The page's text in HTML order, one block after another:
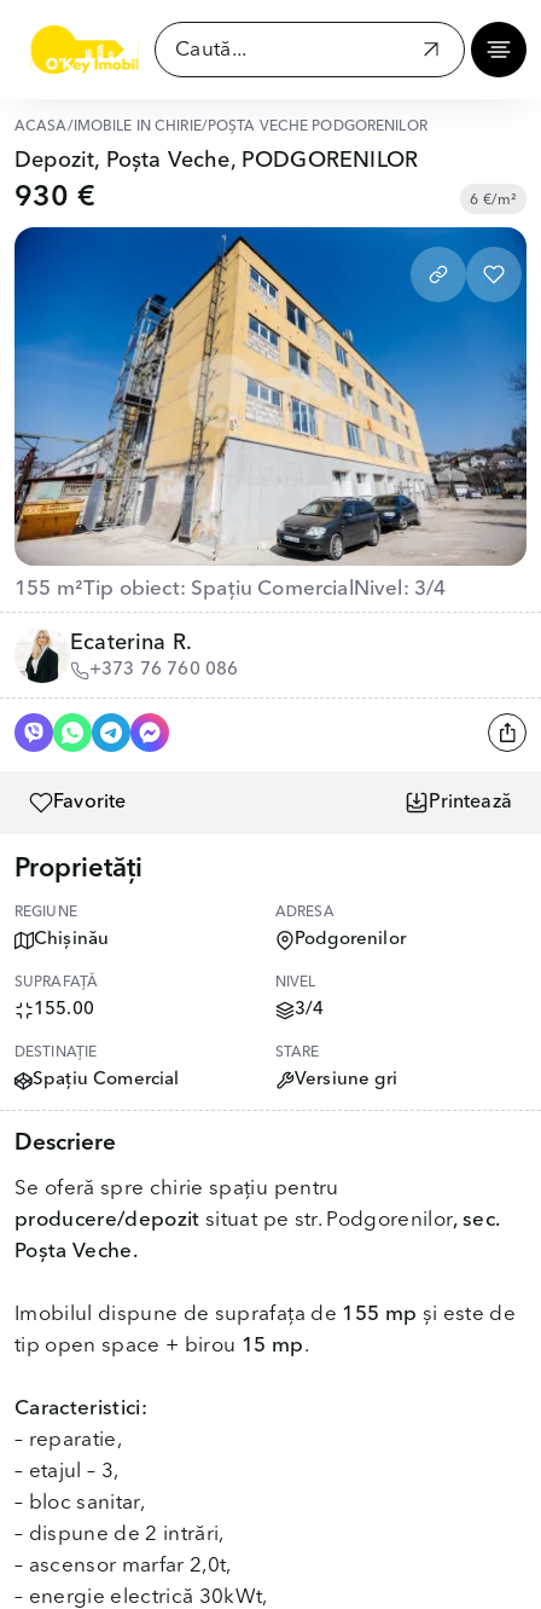
ACASĂ/ IMOBILE ÎN CHIRIE/ POȘTA VECHE PODGORENILOR
Depozit, Poșta Veche, PODGORENILOR
930 € 6 €/m²
155 m²Tip obiect: Spațiu Comercial Nivel: 3/4
Ecaterina R.
+373 76 760 086
Favorite Printează
Proprietăți
REGIUNE
Chișinău
ADRESA
Podgorenilor
SUPRAFAȚĂ
155.00
NIVEL
3/4
DESTINAȚIE
Spațiu Comercial
STARE
Versiune gri
Descriere
Se oferă spre chirie spațiu pentru
producere/depozit situat pe str. Podgorenilor, sec.
Poșta Veche.
Imobilul dispune de suprafața de 155 mp și este de
tip open space + birou 15 mp.
Caracteristici:
– reparatie,
– etajul – 3,
– bloc sanitar,
– dispune de 2 intrări,
– ascensor marfar 2,0t,
– energie electrică 30kWt,